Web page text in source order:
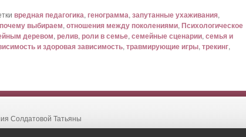
вредная педагогика, генограмма,запутанные ухаживания,
выбираем,отношения между поколениями,Психологическое
деревом,релив,роли в семье,семейные сценарии,семья и
и здоровая зависимость,травмирующие игры,трекинг,
Солдатовой Татьяны